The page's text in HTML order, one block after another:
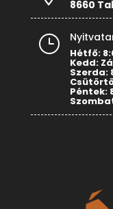
8660
} Hétfő:
Kedd:
Szerda:
Péntek: